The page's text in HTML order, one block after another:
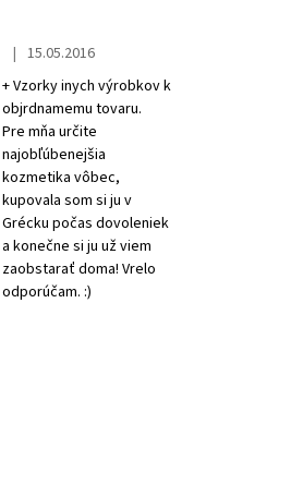
The store rating is 5 out of 5 stars.
| 15.05.2016
+ Vzorky inych výrobkov k
objrdnamemu tovaru.
Pre mňa určite
najobľúbenejšia
kozmetika vôbec,
kupovala som si ju v
Grécku počas dovoleniek
a konečne si ju už viem
zaobstarať doma! Vrelo
odporúčam. :)